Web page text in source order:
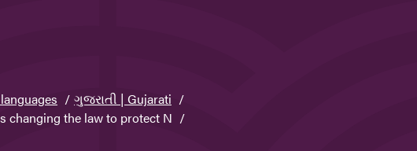
ગુજરાતી | Gujarati
changing the law to protect N